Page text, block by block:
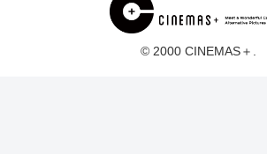
© 2000 CINEMAS＋.